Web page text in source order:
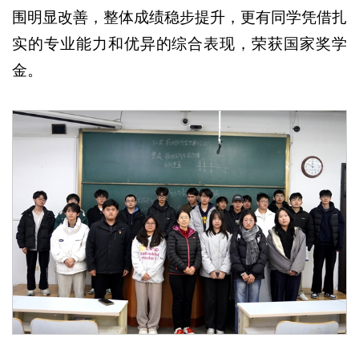
围明显改善，整体成绩稳步提升，更有同学凭借扎
实的专业能力和优异的综合表现，荣获国家奖学
金。